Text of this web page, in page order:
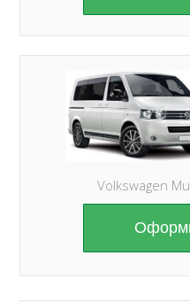
Volkswagen